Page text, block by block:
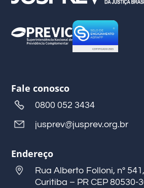
Fale conosco
0800 052 3434
jusprev@jusprev.org.br
Endereço
Rua Alberto Folloni, nº
Curitiba – PR CEP 80530-